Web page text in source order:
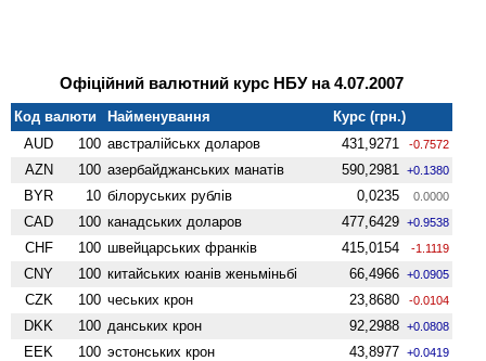
Офіційний валютний курс НБУ на 4.07.2007
Код валюти Найменування
Курс (грн.)
AUD
100 австралійськх доларов 431,9271 -0.7572
AZN 100 азербайджанських манатів 590,2981 +0.1380
BYR 10 білоруських рублів 0,0235 0.0000
CAD 100 канадських доларов 477,6429 +0.9538
CHF 100 швейцарських франків 415,0154 -1.1119
CNY 100 китайських юанів женьмiньбi 66,4966 +0.0905
CZK 100 чеських крон 23,8680 -0.0104
DKK 100 данських крон 92,2988 +0.0808
EEK 100 эстонських крон 43,8977 +0.0419